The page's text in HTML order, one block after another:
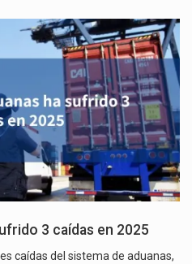
3 caídas en 2025
caídas del sistema de aduanas,